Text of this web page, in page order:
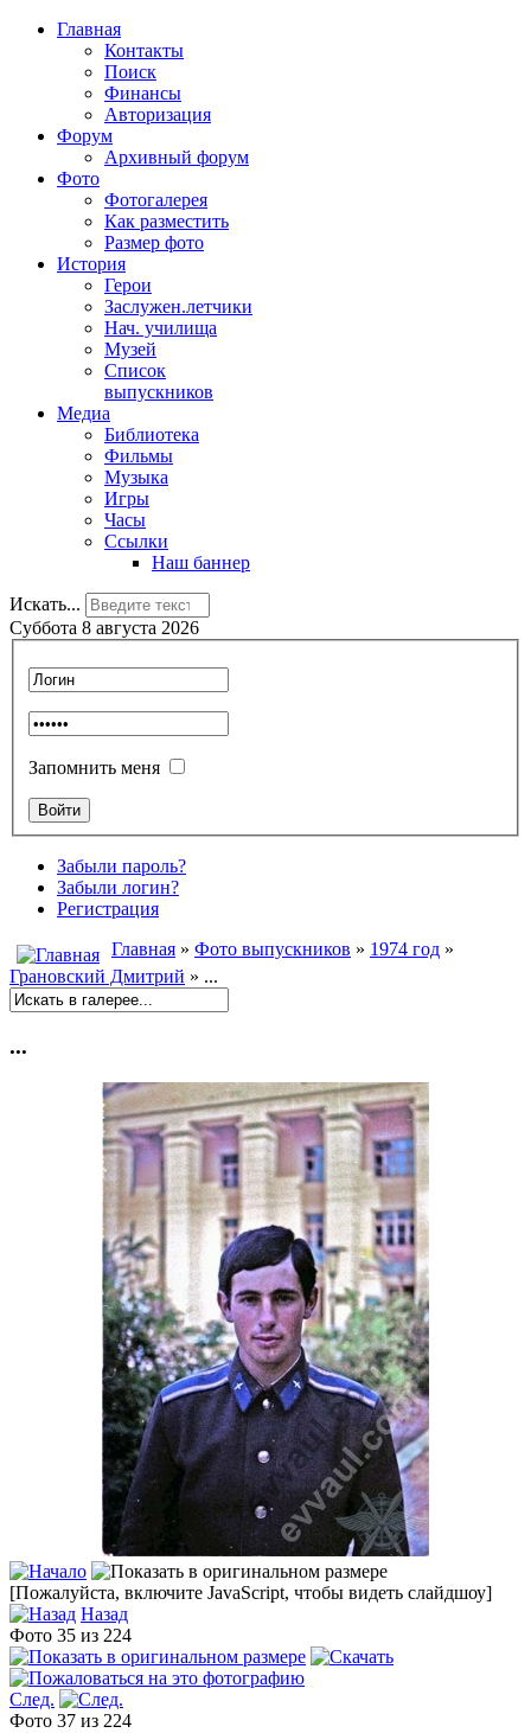
Главная
Контакты
Поиск
Финансы
Авторизация
Форум
Архивный форум
Фото
Фотогалерея
Как разместить
Размер фото
История
Герои
Заслужен.летчики
Нач. училища
Музей
Список
выпускников
Медиа
Библиотека
Фильмы
Музыка
Игры
Часы
Ссылки
Наш баннер
Искать...
Суббота 8 августа 2026
Запомнить меня
Забыли пароль?
Забыли логин?
Регистрация
Главная » Фото выпускников » 1974 год »
Грановский Дмитрий » ...
...
[Пожалуйста, включите JavaScript, чтобы видеть слайдшоу]
Назад
Фото 35 из 224
След.
Фото 37 из 224